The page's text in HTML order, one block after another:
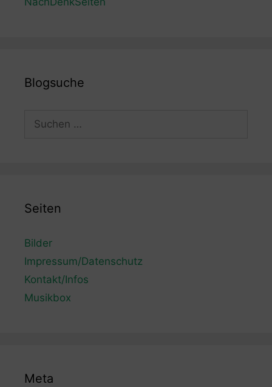
Blogsuche
Seiten
Bilder
Impressum/Datenschutz
Kontakt/Infos
Musikbox
Meta